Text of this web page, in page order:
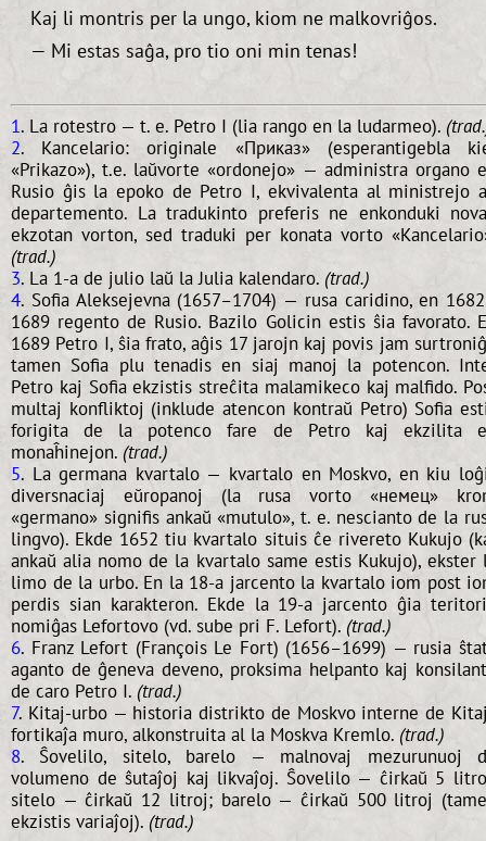
Kaj li montris per la ungo, kiom ne malkovriĝos.
— Mi estas saĝa, pro tio oni min tenas!
1. La rotestro — t. e. Petro I (lia rango en la ludarmeo).
2. Kancelario: originale «Приказ» (esperantigebla
«Prikazo»), t.e. laŭvorte «ordonejo» — administra organo
Rusio ĝis la epoko de Petro I, ekvivalenta al ministrejo
departemento. La tradukinto preferis ne enkonduki
ekzotan vorton, sed traduki per konata vorto
(trad.)
3. La 1-a de julio laŭ la Julia kalendaro. (trad.)
4. Sofia Aleksejevna (1657–1704) — rusa caridino, en
1689 regento de Rusio. Bazilo Golicin estis ŝia favorato.
1689 Petro I, ŝia frato, aĝis 17 jarojn kaj povis jam
tamen Sofia plu tenadis en siaj manoj la potencon.
Petro kaj Sofia ekzistis streĉita malamikeco kaj malfido.
multaj konfliktoj (inklude atencon kontraŭ Petro) Sofia
forigita de la potenco fare de Petro kaj ekzilita
monaĥinejon. (trad.)
5. La germana kvartalo — kvartalo en Moskvo, en kiu
diversnaciaj eŭropanoj (la rusa vorto «немец»
«germano» signifis ankaŭ «mutulo», t. e. nescianto de la
lingvo). Ekde 1652 tiu kvartalo situis ĉe rivereto Kukujo
ankaŭ alia nomo de la kvartalo same estis Kukujo), ekster
limo de la urbo. En la 18-a jarcento la kvartalo iom post
perdis sian karakteron. Ekde la 19-a jarcento ĝia
nomiĝas Lefortovo (vd. sube pri F. Lefort). (trad.)
6. Franz Lefort (François Le Fort) (1656–1699) — rusia
aganto de ĝeneva deveno, proksima helpanto kaj
de caro Petro I. (trad.)
7. Kitaj-urbo — historia distrikto de Moskvo interne de
fortikaĵa muro, alkonstruita al la Moskva Kremlo. (trad.)
8. Ŝovelilo, sitelo, barelo — malnovaj mezurunuoj
volumeno de ŝutaĵoj kaj likvaĵoj. Ŝovelilo — ĉirkaŭ 5
sitelo — ĉirkaŭ 12 litroj; barelo — ĉirkaŭ 500 litroj
ekzistis variaĵoj). (trad.)